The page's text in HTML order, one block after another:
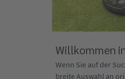
Willkommen
Wenn Sie auf der
breite Auswahl an